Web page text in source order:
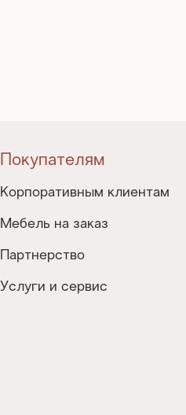
Покупателям
Корпоративным клиентам
Мебель на заказ
Партнерство
Услуги и сервис